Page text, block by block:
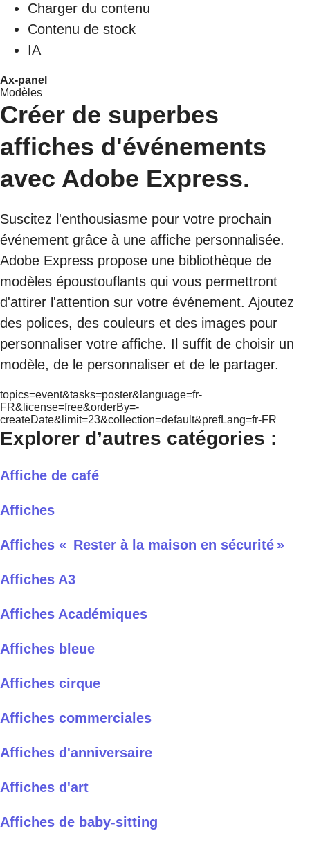
Charger du contenu
Contenu de stock
IA
Ax-panel
Modèles
Créer de superbes
affiches d'événements
avec Adobe Express.
Suscitez l'enthousiasme pour votre prochain
événement grâce à une affiche personnalisée.
Adobe Express propose une bibliothèque de
modèles époustouflants qui vous permettront
d'attirer l'attention sur votre événement. Ajoutez
des polices, des couleurs et des images pour
personnaliser votre affiche. Il suffit de choisir un
modèle, de le personnaliser et de le partager.
topics=event&tasks=poster&language=fr-
FR&license=free&orderBy=-
createDate&limit=23&collection=default&prefLang=fr-FR
Explorer d’autres catégories :
Affiche de café
Affiches
Affiches « Rester à la maison en sécurité »
Affiches A3
Affiches Académiques
Affiches bleue
Affiches cirque
Affiches commerciales
Affiches d'anniversaire
Affiches d'art
Affiches de baby-sitting